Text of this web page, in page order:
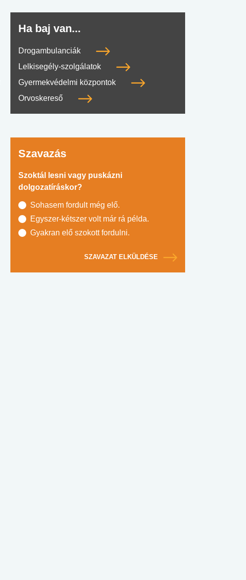
Ha baj van...
Drogambulanciák
Lelkisegély-szolgálatok
Gyermekvédelmi központok
Orvoskereső
Szavazás
Szoktál lesni vagy puskázni
dolgozatíráskor?
Sohasem fordult még elő.
Egyszer-kétszer volt már rá példa.
Gyakran elő szokott fordulni.
SZAVAZAT ELKÜLDÉSE